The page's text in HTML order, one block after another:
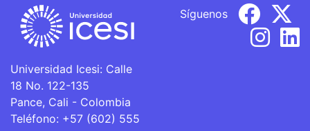
Universidad Icesi: Calle
18 No. 122-135
Pance, Cali - Colombia
Teléfono: +57 (602) 555
Síguenos